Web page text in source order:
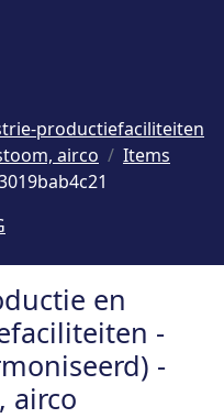
productiefaciliteiten
airco
Items
en
-
-
airco